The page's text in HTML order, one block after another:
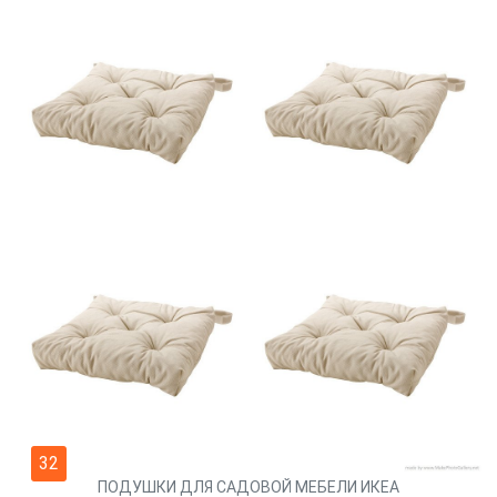
32
ПОДУШКИ ДЛЯ САДОВОЙ МЕБЕЛИ ИКЕА